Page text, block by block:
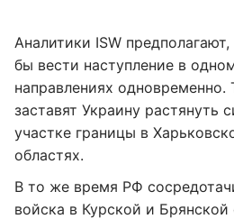
Аналитики ISW
бы вести наступление в
направлениях одновременно.
заставят Украину растянуть
участке границы в
областях.
В то же время РФ
войска в Курской и Брянской